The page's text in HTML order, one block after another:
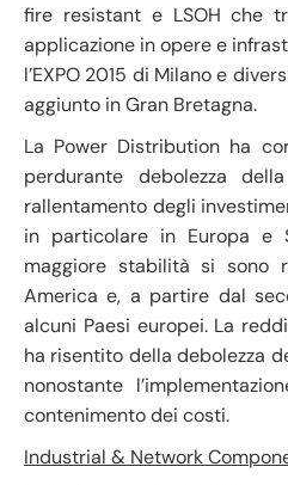
fire resistant e LSOH che
applicazione in opere e
l’EXPO 2015 di Milano e
aggiunto in Gran Bretagna.
La Power Distribution ha
perdurante debolezza
rallentamento degli
in particolare in Europa e
maggiore stabilità si sono
America e, a partire dal
alcuni Paesi europei. La
ha risentito della debolezza
nonostante
contenimento dei costi.
Industrial & Network